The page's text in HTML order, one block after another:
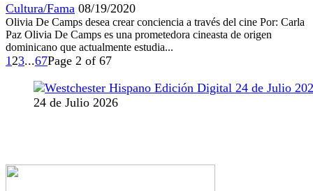
Cultura/Fama 08/19/2020
Olivia De Camps desea crear conciencia a través del cine Por: Carla
Paz Olivia De Camps es una prometedora cineasta de origen
dominicano que actualmente estudia...
1 23...67Page 2 of 67
24 de Julio 2026